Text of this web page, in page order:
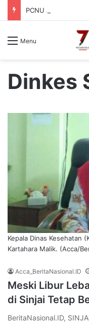
Menu
Dinkes
Kepala Dinas Kesehatan
Kartahara Malik. (Acca/
Acca_BeritaNasional.ID
Meski Libur
di Sinjai Tetap
BeritaNasional.ID,